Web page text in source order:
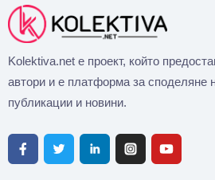
Kolektiva.net е проект, който
автори и е платформа за споделяне
публикации и новини.